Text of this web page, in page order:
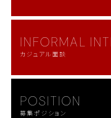
INFORMAL
カジュアル面談
POSITION
募集ポジション